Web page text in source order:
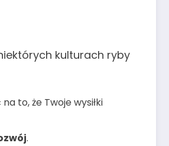
kulturach ryby
to, że Twoje wysiłki
.